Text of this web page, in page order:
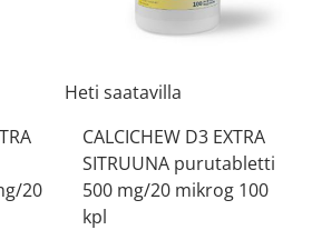
20
Heti saatavilla
CALCICHEW D3 EXTRA
SITRUUNA purutabletti
500 mg/20 mikrog 100
kpl